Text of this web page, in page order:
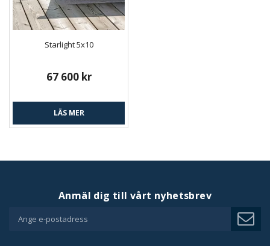
Starlight 5x10
67 600 kr
LÄS MER
Anmäl dig till vårt nyhetsbrev